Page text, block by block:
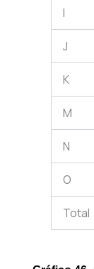
I
J
K
M
N
O
Total